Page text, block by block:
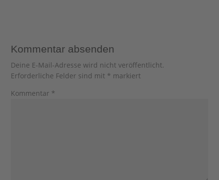
Kommentar absenden
Deine E-Mail-Adresse wird nicht veröffentlicht.
Erforderliche Felder sind mit * markiert
Kommentar *